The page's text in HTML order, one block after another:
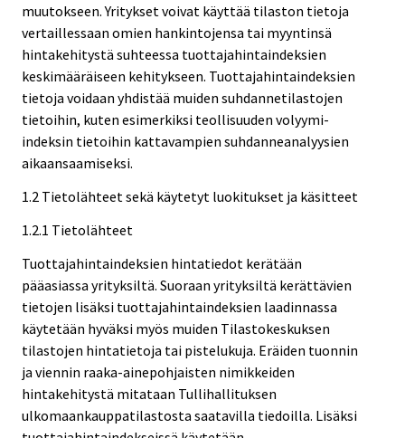
muutokseen. Yritykset voivat käyttää tilaston tietoja
vertaillessaan omien hankintojensa tai myyntinsä
hintakehitystä suhteessa tuottajahintaindeksien
keskimääräiseen kehitykseen. Tuottajahintaindeksien
tietoja voidaan yhdistää muiden suhdannetilastojen
tietoihin, kuten esimerkiksi teollisuuden volyymi-
indeksin tietoihin kattavampien suhdanneanalyysien
aikaansaamiseksi.
1.2 Tietolähteet sekä käytetyt luokitukset ja käsitteet
1.2.1 Tietolähteet
Tuottajahintaindeksien hintatiedot kerätään
pääasiassa yrityksiltä. Suoraan yrityksiltä kerättävien
tietojen lisäksi tuottajahintaindeksien laadinnassa
käytetään hyväksi myös muiden Tilastokeskuksen
tilastojen hintatietoja tai pistelukuja. Eräiden tuonnin
ja viennin raaka-ainepohjaisten nimikkeiden
hintakehitystä mitataan Tullihallituksen
ulkomaankauppatilastosta saatavilla tiedoilla. Lisäksi